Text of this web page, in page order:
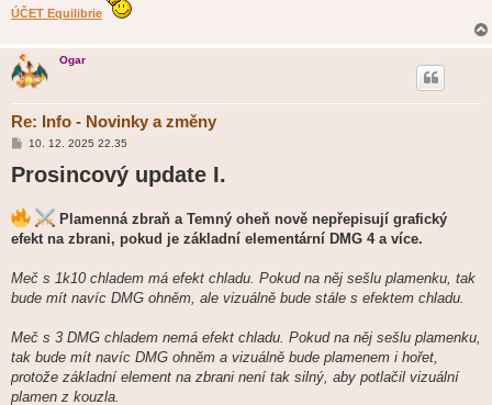
ÚČET Equilibrie
Ogar
Re: Info - Novinky a změny
P
í
s
ě
v
e
k
10. 12. 2025 22.35
Prosincový update I.
Plamenná zbraň a Temný oheň nově nepřepisují grafický
efekt na zbrani, pokud je základní elementární DMG 4 a více.
Meč s 1k10 chladem má efekt chladu. Pokud na něj sešlu plamenku, tak
bude mít navíc DMG ohněm, ale vizuálně bude stále s efektem chladu.
Meč s 3 DMG chladem nemá efekt chladu. Pokud na něj sešlu plamenku,
tak bude mít navíc DMG ohněm a vizuálně bude plamenem i hořet,
protože základní element na zbrani není tak silný, aby potlačil vizuální
plamen z kouzla.